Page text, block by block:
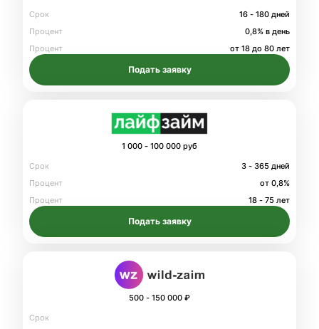
Срок
16 - 180 дней
Процент
0,8% в день
Процент
от 18 до 80 лет
Подать заявку
1 000 - 100 000 руб
Срок
3 - 365 дней
Процент
от 0,8%
Процент
18 - 75 лет
Подать заявку
500 - 150 000 ₽
Срок